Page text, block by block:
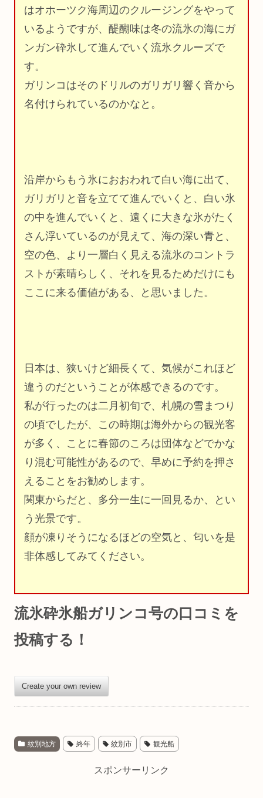
はオホーツク海周辺のクルージングをやって
いるようですが、醍醐味は冬の流氷の海にガ
ンガン砕氷して進んでいく流氷クルーズで
す。
ガリンコはそのドリルのガリガリ響く音から
名付けられているのかなと。
沿岸からもう氷におおわれて白い海に出て、
ガリガリと音を立てて進んでいくと、白い氷
の中を進んでいくと、遠くに大きな氷がたく
さん浮いているのが見えて、海の深い青と、
空の色、より一層白く見える流氷のコントラ
ストが素晴らしく、それを見るためだけにも
ここに来る価値がある、と思いました。
日本は、狭いけど細長くて、気候がこれほど
違うのだということが体感できるのです。
私が行ったのは二月初旬で、札幌の雪まつり
の頃でしたが、この時期は海外からの観光客
が多く、ことに春節のころは団体などでかな
り混む可能性があるので、早めに予約を押さ
えることをお勧めします。
関東からだと、多分一生に一回見るか、とい
う光景です。
顔が凍りそうになるほどの空気と、匂いを是
非体感してみてください。
流氷砕氷船ガリンコ号の口コミを
投稿する！
Create your own review
紋別地方 終年 紋別市 観光船
スポンサーリンク